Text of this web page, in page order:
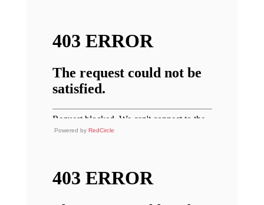
Powered by RedCircle